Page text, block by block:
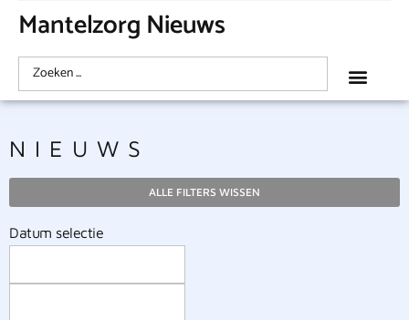
Mantelzorg Nieuws
NIEUWS
ALLE FILTERS WISSEN
Datum selectie